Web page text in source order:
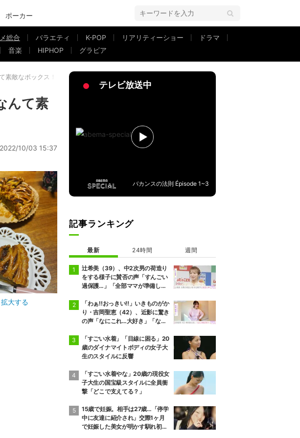
ポーカー
総合 バラエティ K-POP リアリティーショー
ドラマ
音楽 HIPHOP グラビア
素敵なボックス！」
んて素
2022/10/03 15:37
拡大する
テレビ放送中
バカンスの法則 Épisode 1~3
記事ランキング
最新 24時間 週間
辻希美（39）、中2次男の荷造り
をする様子に賛否の声「すんごい
過保護…」「全部ママが準備して
「わぁ!!おっきい!!」いきものがか
り・吉岡聖恵（42）、近影に驚き
の声「なにこれ…大好き」「なん
「すごい水着」「目線に困る」20
歳のダイナマイトボディの女子大
生のスタイルに反響
「すごい水着やな」20歳の現役女
子大生の国宝級スタイルに全員衝
撃「どこで支えてる？」
15歳で妊娠。相手は27歳…「停学
中に友達に紹介され」交際1ヶ月
で妊娠した美女が明かす馴れ初め